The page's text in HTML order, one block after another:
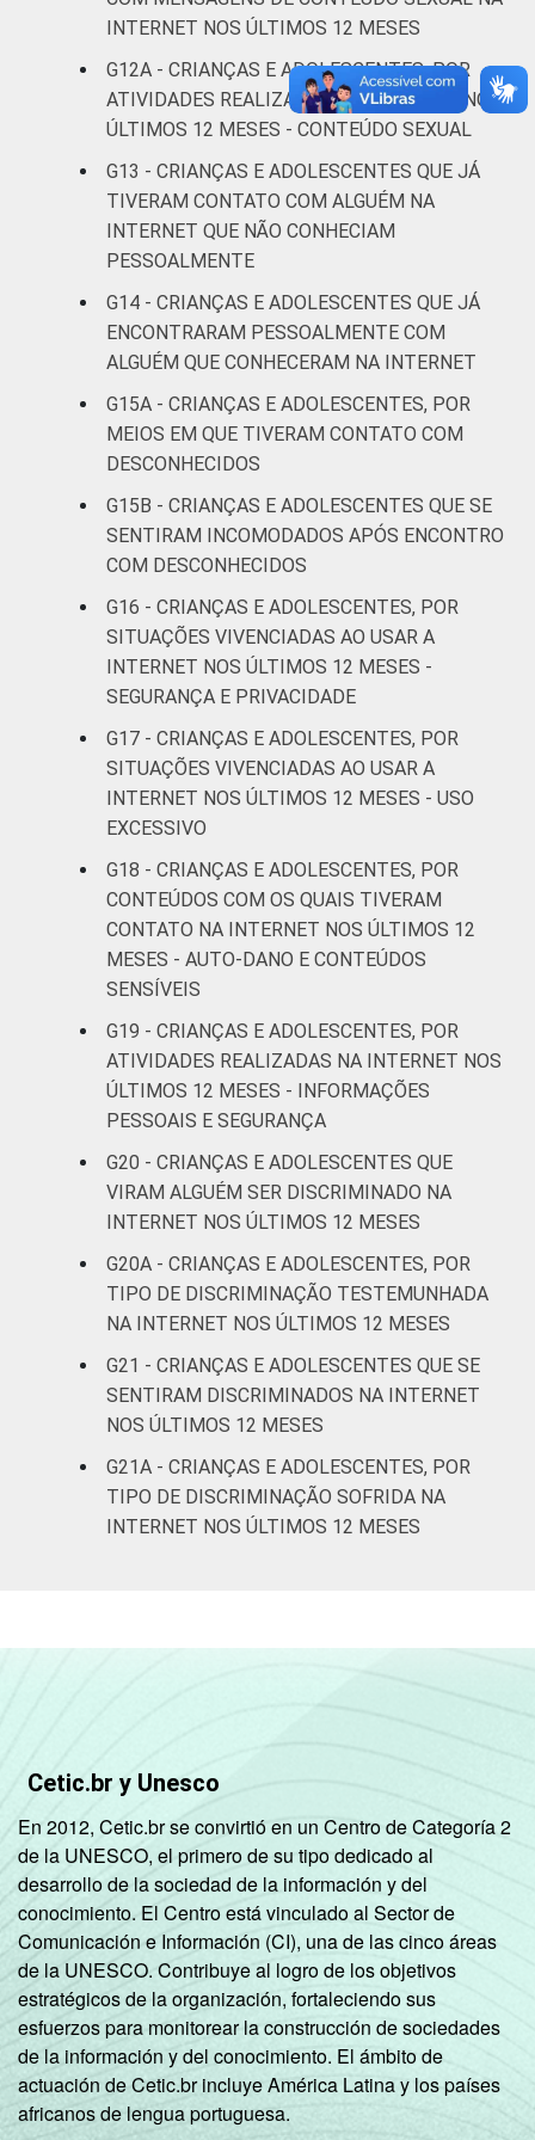
CLASSE
SOCIAL
AB 43 54
C 42 53
DE 42 52
Fonte: CGI.br/NIC.br, Centro Regional de
Estudos para o Desenvolvimento da
Sociedade da Informação (Cetic.br),
Crianças e Adolescentes no Brasil – TIC Kids
Online Brasil 2017. ¹Dados coletados por
meio de questionários de
INTERNET NOS ÚLTIMOS 12 MESES
G12A - CRIANÇAS E ADOLESCENTES, POR
ATIVIDADES REALIZADAS NA INTERNET NOS
ÚLTIMOS 12 MESES - CONTEÚDO SEXUAL
G13 - CRIANÇAS E ADOLESCENTES QUE JÁ
TIVERAM CONTATO COM ALGUÉM NA
INTERNET QUE NÃO CONHECIAM
PESSOALMENTE
G14 - CRIANÇAS E ADOLESCENTES QUE JÁ
ENCONTRARAM PESSOALMENTE COM
ALGUÉM QUE CONHECERAM NA INTERNET
G15A - CRIANÇAS E ADOLESCENTES, POR
MEIOS EM QUE TIVERAM CONTATO COM
DESCONHECIDOS
G15B - CRIANÇAS E ADOLESCENTES QUE SE
SENTIRAM INCOMODADOS APÓS ENCONTRO
COM DESCONHECIDOS
G16 - CRIANÇAS E ADOLESCENTES, POR
SITUAÇÕES VIVENCIADAS AO USAR A
INTERNET NOS ÚLTIMOS 12 MESES -
SEGURANÇA E PRIVACIDADE
G17 - CRIANÇAS E ADOLESCENTES, POR
SITUAÇÕES VIVENCIADAS AO USAR A
INTERNET NOS ÚLTIMOS 12 MESES - USO
EXCESSIVO
G18 - CRIANÇAS E ADOLESCENTES, POR
CONTEÚDOS COM OS QUAIS TIVERAM
CONTATO NA INTERNET NOS ÚLTIMOS 12
MESES - AUTO-DANO E CONTEÚDOS
SENSÍVEIS
G19 - CRIANÇAS E ADOLESCENTES, POR
ATIVIDADES REALIZADAS NA INTERNET NOS
ÚLTIMOS 12 MESES - INFORMAÇÕES
PESSOAIS E SEGURANÇA
G20 - CRIANÇAS E ADOLESCENTES QUE
VIRAM ALGUÉM SER DISCRIMINADO NA
INTERNET NOS ÚLTIMOS 12 MESES
G20A - CRIANÇAS E ADOLESCENTES, POR
TIPO DE DISCRIMINAÇÃO TESTEMUNHADA
NA INTERNET NOS ÚLTIMOS 12 MESES
G21 - CRIANÇAS E ADOLESCENTES QUE SE
SENTIRAM DISCRIMINADOS NA INTERNET
NOS ÚLTIMOS 12 MESES
G21A - CRIANÇAS E ADOLESCENTES, POR
TIPO DE DISCRIMINAÇÃO SOFRIDA NA
INTERNET NOS ÚLTIMOS 12 MESES
Cetic.br y Unesco
En 2012, Cetic.br se convirtió en un Centro de Categoría 2
de la UNESCO, el primero de su tipo dedicado al
desarrollo de la sociedad de la información y del
conocimiento. El Centro está vinculado al Sector de
Comunicación e Información (CI), una de las cinco áreas
de la UNESCO. Contribuye al logro de los objetivos
estratégicos de la organización, fortaleciendo sus
esfuerzos para monitorear la construcción de sociedades
de la información y del conocimiento. El ámbito de
actuación de Cetic.br incluye América Latina y los países
africanos de lengua portuguesa.